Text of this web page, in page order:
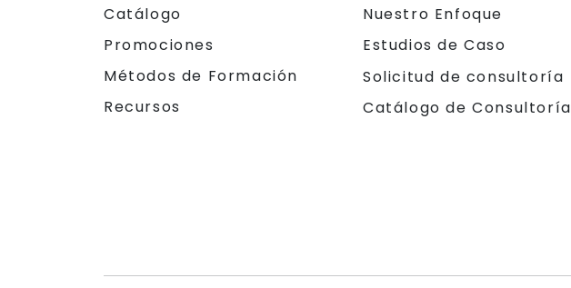
Catálogo
Promociones
Métodos de Formación
Recursos
Nuestro Enfoque
Estudios de Caso
Solicitud de consultoría
Catálogo de Consultoría